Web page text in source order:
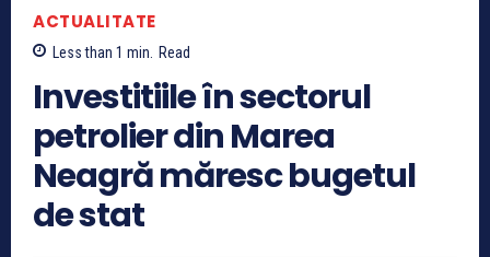
ACTUALITATE
Less than 1 min. Read
Investitiile în sectorul
petrolier din Marea
Neagră măresc bugetul
de stat